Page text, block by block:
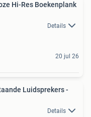
Hi-Res Boekenplank
Details
20 jul 26
Luidsprekers -
Details